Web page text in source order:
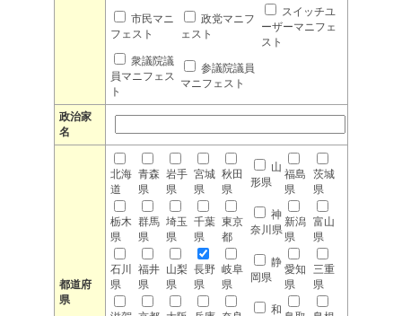
市民マニ
フェスト
政党マニフ
ェスト
スイッチユ
ーザーマニフェ
スト
衆議院議
員マニフェス
ト
参議院議員
マニフェスト
政治家
名
都道府
県
北海
道
青森
県
岩手
県
宮城
県
秋田
県
山
形県
福島
県
茨城
県
栃木
県
群馬
県
埼玉
県
千葉
県
東京
都
神
奈川県
新潟
県
富山
県
石川
県
福井
県
山梨
県
長野
県
岐阜
県
静
岡県
愛知
県
三重
県
和